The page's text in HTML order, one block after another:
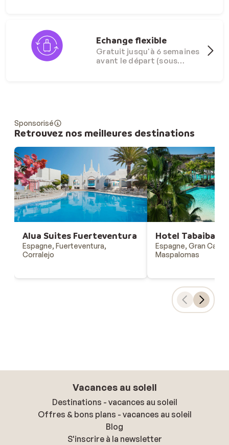
Echange flexible
Gratuit jusqu'à 6 semaines
avant le départ (sous
Sponsorisé
Retrouvez nos meilleures destinations
Alua Suites Fuerteventura
Espagne, Fuerteventura,
Corralejo
Hotel Tabaiba
Espagne, Gran
Maspalomas
Vacances au soleil
Destinations - vacances au soleil
Offres & bons plans - vacances au soleil
Blog
S'inscrire à la newsletter